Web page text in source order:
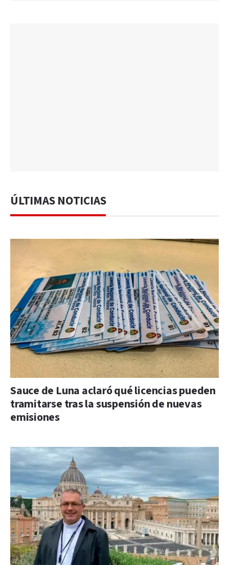
ÚLTIMAS NOTICIAS
Sauce de Luna aclaró qué licencias pueden
tramitarse tras la suspensión de nuevas
emisiones